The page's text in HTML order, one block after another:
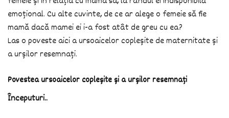
emoțional. Cu alte cuvinte, de ce ar alege o femeie să fie
mamă dacă mamei ei i-a fost atât de greu cu ea?
Las o poveste aici a ursoaicelor copleșite de maternitate și
a urșilor resemnați.
Povestea ursoaicelor copleșite și a urșilor resemnați
Începuturi..